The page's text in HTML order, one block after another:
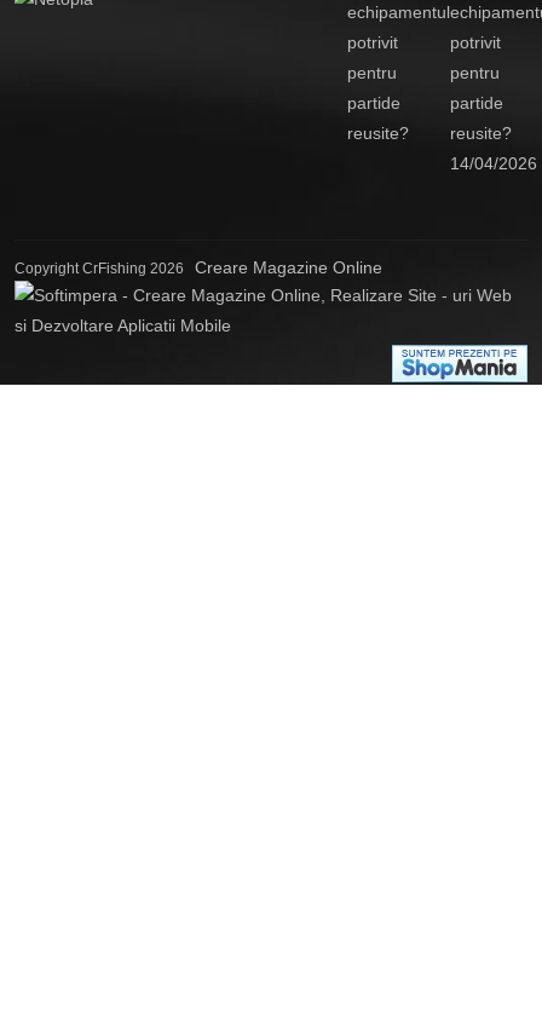
potrivit
pentru
partide
reusite?
14/04/2026
Copyright CrFishing 2026 Creare Magazine Online